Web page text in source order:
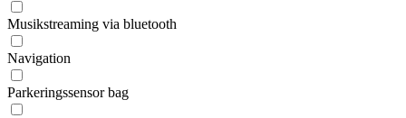
Musikstreaming via bluetooth
Navigation
Parkeringssensor bag